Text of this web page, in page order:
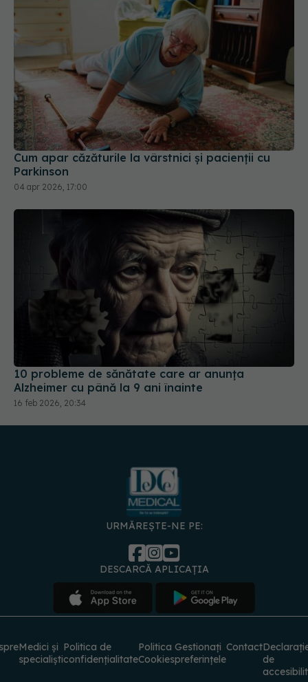
Cum apar căzăturile la vârstnici și pacienții cu
Parkinson
04 apr 2026, 17:00
10 probleme de sănătate care ar anunța
Alzheimer cu până la 9 ani înainte
16 feb 2026, 20:34
URMĂREȘTE-NE PE:
DESCARCĂ APLICAȚIA
Medici și
specialiști
Politica de
confidențialitate
Politica
Cookies
Gestionați
preferințele
Contact
de